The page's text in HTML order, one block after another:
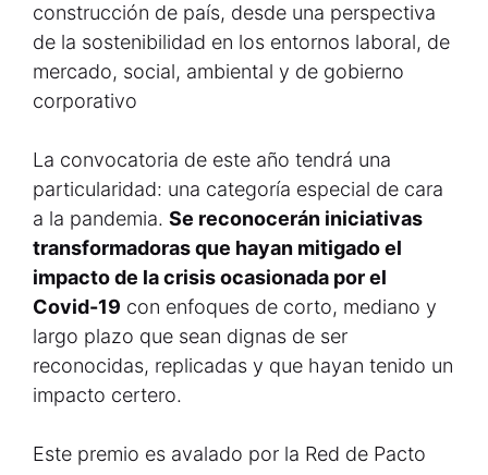
construcción de país, desde una perspectiva
de la sostenibilidad en los entornos laboral, de
mercado, social, ambiental y de gobierno
corporativo
La convocatoria de este año tendrá una
particularidad: una categoría especial de cara
a la pandemia. Se reconocerán iniciativas
transformadoras que hayan mitigado el
impacto de la crisis ocasionada por el
Covid-19 con enfoques de corto, mediano y
largo plazo que sean dignas de ser
reconocidas, replicadas y que hayan tenido un
impacto certero.
Este premio es avalado por la Red de Pacto